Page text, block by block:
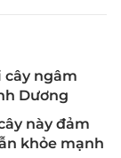
cây ngâm
Dương
này đảm
khỏe mạnh